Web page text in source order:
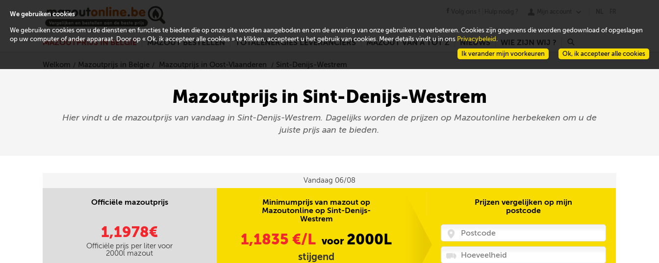
MAZOUTPRIJS IN BELGIË MAZOUT BESTELLEN TOTALENERGIES LEVERANCIERS MAZOUT VAN A TOT Z NIEUWS WIE ZIJN WIJ ? r
Welkom Mazoutprijs in Belgie Mazoutprijs in Oost-Vlaanderen Sint-Denijs-Westrem
Mazoutprijs in Sint-Denijs-Westrem
Hier vindt u de mazoutprijs van vandaag in Sint-Denijs-Westrem. Dagelijks worden de prijzen op Mazoutonline herbekeken om u de
juiste prijs aan te bieden.
Vandaag 06/08
Officiële mazoutprijs
1,1978€
Officiële prijs per liter voor
2000l mazout
Minimumprijs van mazout op
Mazoutonline op Sint-Denijs-
Westrem
1,1835 €/L voor 2000L
stijgend
Prijzen vergelijken op mijn
postcode
We gebruiken cookies
We gebruiken cookies om u de diensten en functies te bieden die op onze site worden aangeboden en om de ervaring van onze gebruikers te verbeteren. Cookies zijn gegevens die worden gedownload of opgeslagen
op uw computer of ander apparaat. Door op « Ok, ik accepteer alle cookies » te klikken, accepteert u het gebruik van cookies. Meer details vindt u in ons Privacybeleid .
Ok, ik accepteer alle cookies
Ik verander mijn voorkeuren